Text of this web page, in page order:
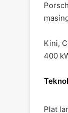
Kini,
400
Plat